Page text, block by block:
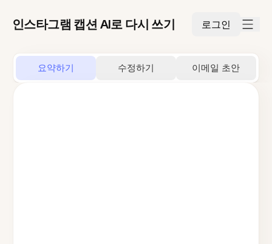
인스타그램 캡션 AI로 다시 쓰기 로그인
요약하기 수정하기 이메일 초안